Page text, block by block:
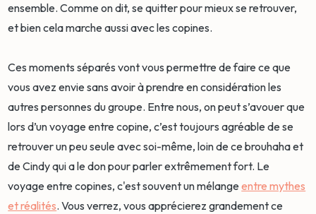
ensemble. Comme on dit, se quitter pour mieux se retrouver,
et bien cela marche aussi avec les copines.
Ces moments séparés vont vous permettre de faire ce que
vous avez envie sans avoir à prendre en considération les
autres personnes du groupe. Entre nous, on peut s’avouer que
lors d’un voyage entre copine, c’est toujours agréable de se
retrouver un peu seule avec soi-même, loin de ce brouhaha et
de Cindy qui a le don pour parler extrêmement fort. Le
voyage entre copines, c'est souvent un mélangeentre mythes
et réalités. Vous verrez, vous apprécierez grandement ce